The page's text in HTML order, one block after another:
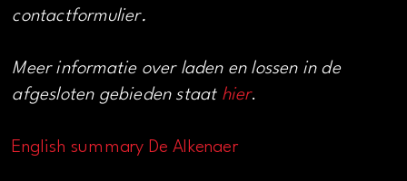
contactformulier.
Meer informatie over laden en lossen in de
afgesloten gebieden staat hier.
English summary De Alkenaer